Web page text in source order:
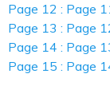
Page 12 : Page
Page 13 : Page
Page 14 : Page
Page 15 : Page